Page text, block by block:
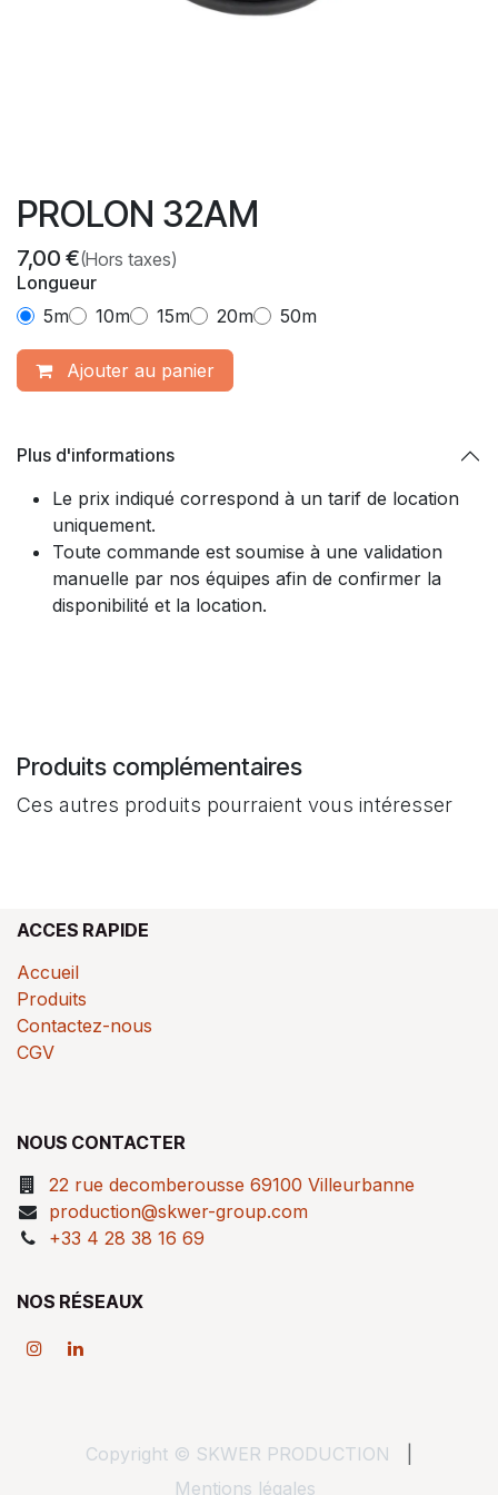
PROLON 32AM
7,00 €(Hors taxes)
Longueur
5m
10m 15m 20m 50m
Ajouter​ au panier
Plus d'informations
Le prix indiqué correspond à un tarif de location
uniquement.​
Toute commande est soumise à une validation
manuelle par nos équipes afin de confirmer la
disponibilité et la location.
Produits complémentaires
Ces autres produits pourraient vous intéresser
ACCES RAPIDE
Accueil
Produits
Contactez-nous
CGV
NOUS CONTACTER
22 rue decomberousse 69100 Villeurbanne
production@skwer-group.com
+33 4 28 38 16 69
NOS RÉSEAUX
Copyright © SKWER PRODUCTION
Mentions légales